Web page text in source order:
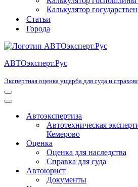
Калькулятор
Статьи
Города
АВТОэксперт.Рус
Экспертная оценка ущерба для суда и
Меню
навигации
Меню
навигацииАвтоэкспертиза
Автотехническая
Кемерово
Оценка
Оценка для наследства
Справка для суда
Автоюрист
Документы